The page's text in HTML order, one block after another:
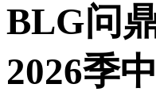
BLG问
2026季